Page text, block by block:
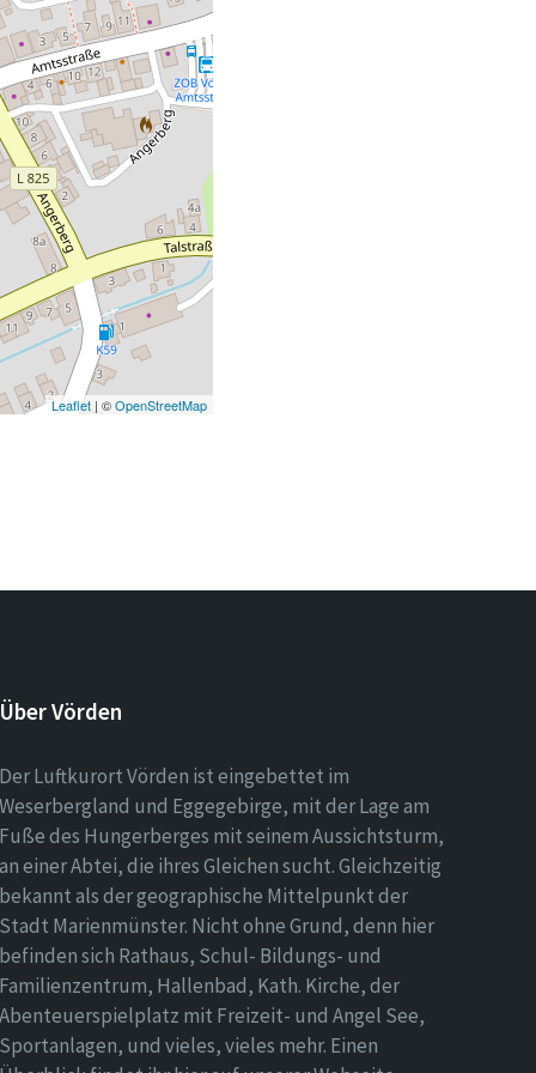
Leaflet| ©OpenStreetMap
Über Vörden
Der Luftkurort Vörden ist eingebettet im
Weserbergland und Eggegebirge, mit der Lage am
Fuße des Hungerberges mit seinem Aussichtsturm,
an einer Abtei, die ihres Gleichen sucht. Gleichzeitig
bekannt als der geographische Mittelpunkt der
Stadt Marienmünster. Nicht ohne Grund, denn hier
befinden sich Rathaus, Schul- Bildungs- und
Familienzentrum, Hallenbad, Kath. Kirche, der
Abenteuerspielplatz mit Freizeit- und Angel See,
Sportanlagen, und vieles, vieles mehr. Einen